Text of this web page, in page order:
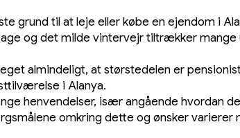
grund til at leje eller købe en ejendom i
og det milde vintervejr tiltrækker
almindeligt, at størstedelen er
i Alanya.
henvendelser, især angående hvordan
omkring dette og ønsker varierer